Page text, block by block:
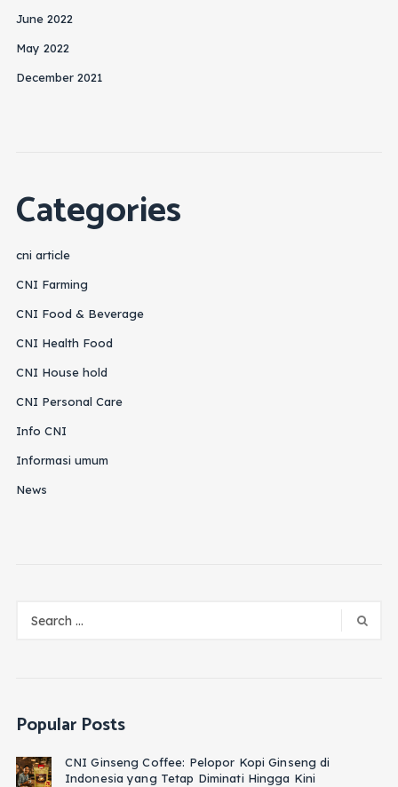
June 2022
May 2022
December 2021
Categories
cni article
CNI Farming
CNI Food & Beverage
CNI Health Food
CNI House hold
CNI Personal Care
Info CNI
Informasi umum
News
Popular Posts
CNI Ginseng Coffee: Pelopor Kopi Ginseng di
Indonesia yang Tetap Diminati Hingga Kini